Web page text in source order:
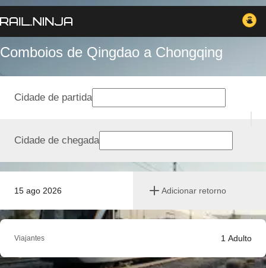
Comboios de Qingdao a Chongqing
15 ago 2026 Adicionar retorno
Cidade de partida
Cidade de chegada
Viajantes 1 Adulto